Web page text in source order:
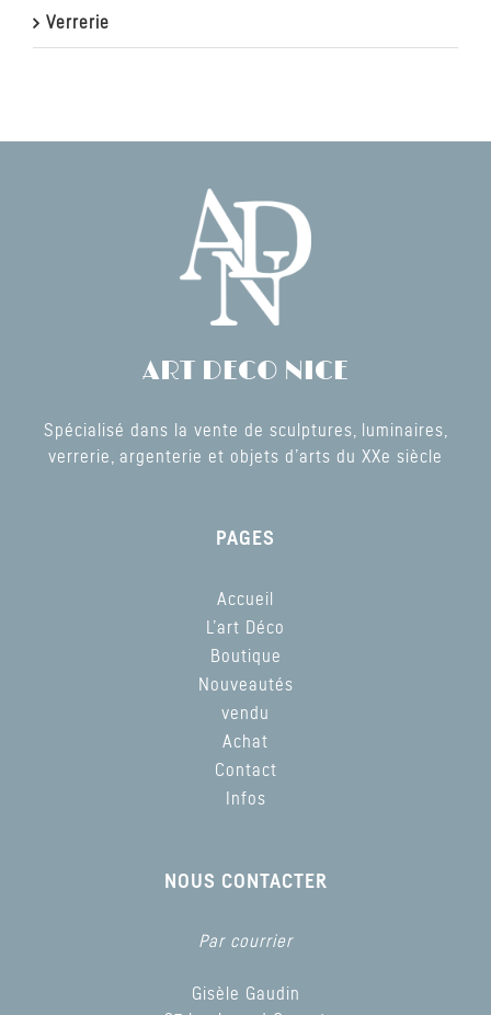
Verrerie
ART DECO NICE
Spécialisé dans la vente de sculptures, luminaires,
verrerie, argenterie et objets d’arts du XXe siècle
PAGES
Accueil
L’art Déco
Boutique
Nouveautés
vendu
Achat
Contact
Infos
NOUS CONTACTER
Par courrier
Gisèle Gaudin